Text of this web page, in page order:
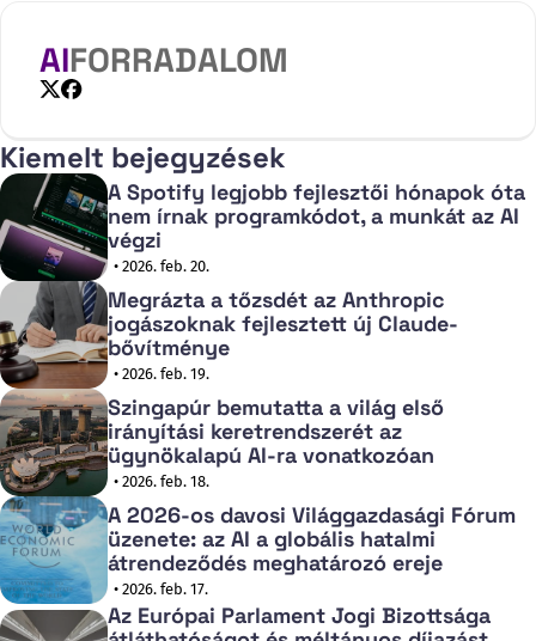
Intelligence) fejlesztésének és alkalmazásának
szabályozására. A
AIFORRADALOM
Kiemelt bejegyzések
A Spotify legjobb fejlesztői hónapok óta
nem írnak programkódot, a munkát az AI
végzi
• 2026. feb. 20.
Megrázta a tőzsdét az Anthropic
jogászoknak fejlesztett új Claude-
bővítménye
• 2026. feb. 19.
Szingapúr bemutatta a világ első
irányítási keretrendszerét az
ügynökalapú AI-ra vonatkozóan
• 2026. feb. 18.
A 2026-os davosi Világgazdasági Fórum
üzenete: az AI a globális hatalmi
átrendeződés meghatározó ereje
• 2026. feb. 17.
Az Európai Parlament Jogi Bizottsága